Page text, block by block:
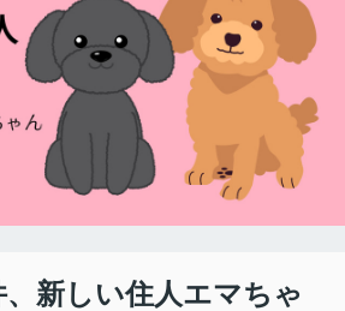
新しい住人エマちゃ